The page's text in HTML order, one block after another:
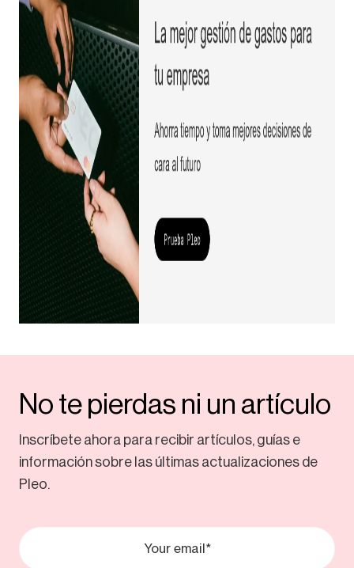
No te pierdas ni un artículo
Inscríbete ahora para recibir artículos, guías e
información sobre las últimas actualizaciones de
Pleo.